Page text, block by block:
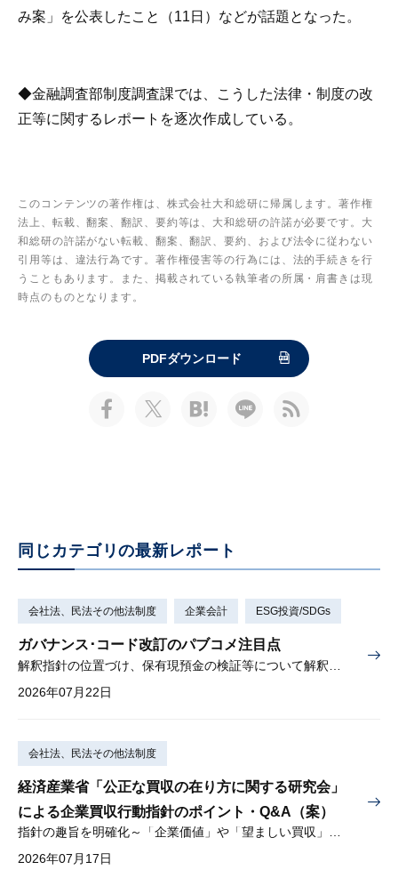
み案」を公表したこと（11日）などが話題となった。
◆金融調査部制度調査課では、こうした法律・制度の改
正等に関するレポートを逐次作成している。
このコンテンツの著作権は、株式会社大和総研に帰属します。著作権
法上、転載、翻案、翻訳、要約等は、大和総研の許諾が必要です。大
和総研の許諾がない転載、翻案、翻訳、要約、および法令に従わない
引用等は、違法行為です。著作権侵害等の行為には、法的手続きを行
うこともあります。また、掲載されている執筆者の所属・肩書きは現
時点のものとなります。
PDFダウンロード
同じカテゴリの最新レポート
会社法、民法その他法制度 企業会計 ESG投資/SDGs
ガバナンス･コード改訂のパブコメ注目点
2026年07月22日
会社法、民法その他法制度
経済産業省「公正な買収の在り方に関する研究会」
による企業買収行動指針のポイント・Q&A（案）
指針の趣旨を明確化～「企業価値」や「望ましい買収」とは？～
2026年07月17日